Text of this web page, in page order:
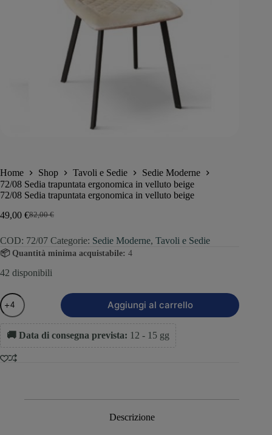
Home Shop Tavoli e Sedie
Sedie Moderne
72/08 Sedia trapuntata ergonomica in velluto beige
72/08 Sedia trapuntata ergonomica in velluto beige
82,00€
49,00 €
COD: 72/07 Categorie: Sedie Moderne, Tavoli e Sedie
📦 Quantità minima acquistabile: 4
42 disponibili
Aggiungi al carrello
🚚 Data di consegna prevista: 12 - 15 gg
Descrizione